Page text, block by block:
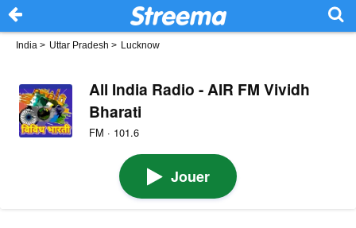
India > Uttar Pradesh > Lucknow
All India Radio - AIR FM Vividh
Bharati
FM · 101.6
Jouer